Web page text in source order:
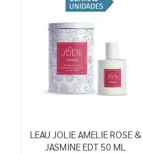
LEAU JOLIE AMELIE ROSE &
JASMINE EDT 50 ML